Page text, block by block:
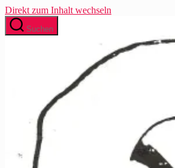
Direkt zum Inhalt wechseln
Suchen